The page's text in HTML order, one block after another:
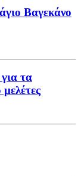
Βαγεκάνο
τα